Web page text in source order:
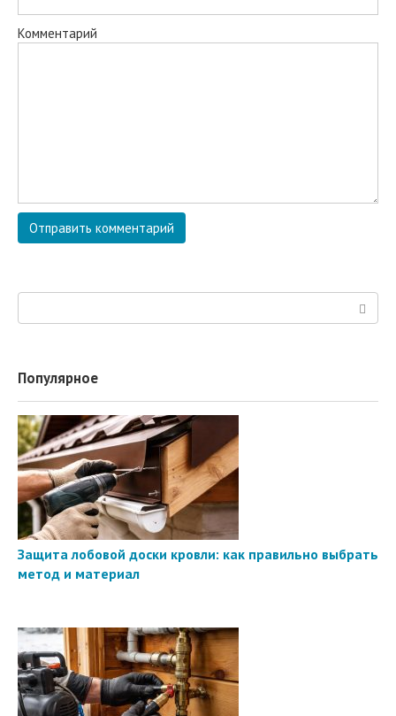
Комментарий
Популярное
Защита лобовой доски кровли: как правильно выбрать
метод и материал